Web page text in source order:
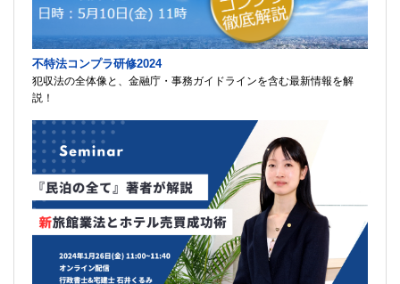
不特法コンプラ研修2024
犯収法の全体像と、金融庁・事務ガイドラインを含む最新情報を解
説！